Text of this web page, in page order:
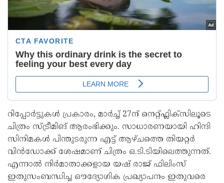
റിപ്പോർട്ടുകൾ പ്രകാരം, മാർച്ച് 27ന് നെറ്റ്ഫ്ലിക്സിലൂടെ
ചിത്രം സ്ട്രീമിങ് ആരംഭിക്കും. സാധാരണയായി ഹിന്ദി
സിനിമകൾ പിന്തുടരുന്ന എട്ട് ആഴ്ചത്തെ തിയറ്റർ
വിൻഡോക്ക് ശേഷമാണ് ചിത്രം ഒ.ടി.ടിയിലെത്തുന്നത്.
എന്നാൽ നിർമാതാക്കളായ യഷ് രാജ് ഫിലിംസ്
ഇതുസംബന്ധിച്ച ഔദ്യോഗിക പ്രഖ്യാപനം ഇതുവരെ